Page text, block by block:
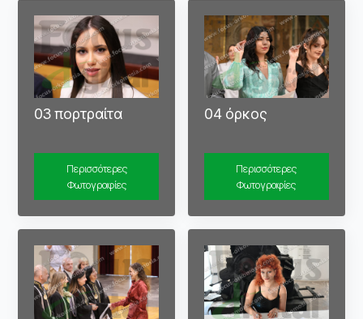
03 πορτραίτα
Περισσότερες
Φωτογραφίες
04 όρκος
Περισσότερες
Φωτογραφίες